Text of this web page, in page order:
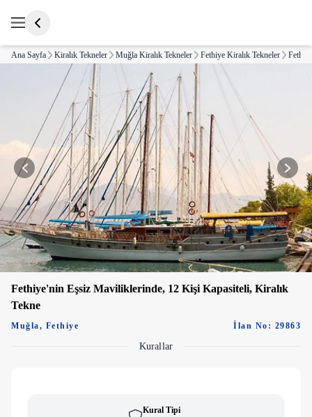
Ana Sayfa Kiralık Tekneler Muğla Kiralık Tekneler Fethiye Kiralık Tekneler
Fethiye'nin Eşsiz Maviliklerinde, 12 Kişi Kapasiteli, Kiralık
Tekne
Muğla, Fethiye İlan No: 29863
Kurallar
Kural Tipi